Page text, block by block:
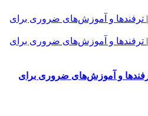
و آموزش‌های ضروری برای